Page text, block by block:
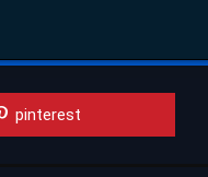
pinterest